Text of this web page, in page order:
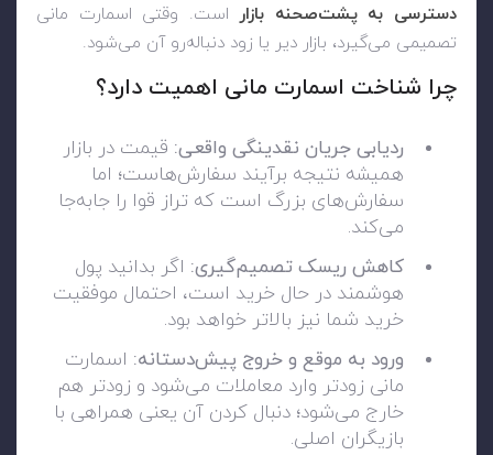
دسترسی به پشت‌صحنه بازار است. وقتی اسمارت مانی
تصمیمی می‌گیرد، بازار دیر یا زود دنباله‌رو آن می‌شود.
چرا شناخت اسمارت مانی اهمیت دارد؟
ردیابی جریان نقدینگی واقعی: قیمت در بازار
همیشه نتیجه برآیند سفارش‌هاست؛ اما
سفارش‌های بزرگ است که تراز قوا را جابه‌جا
می‌کند.
کاهش ریسک تصمیم‌گیری: اگر بدانید پول
هوشمند در حال خرید است، احتمال موفقیت
خرید شما نیز بالاتر خواهد بود.
ورود به موقع و خروج پیش‌دستانه: اسمارت
مانی زودتر وارد معاملات می‌شود و زودتر هم
خارج می‌شود؛ دنبال کردن آن یعنی همراهی با
بازیگران اصلی.